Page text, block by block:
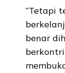
“Tetapi
benar